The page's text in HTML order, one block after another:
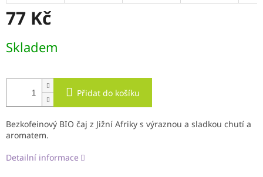
77 Kč
cena:
Skladem
Přidat do košíku
Bezkofeinový BIO čaj z Jižní Afriky s výraznou a sladkou chutí a
aromatem.
Detailní informace